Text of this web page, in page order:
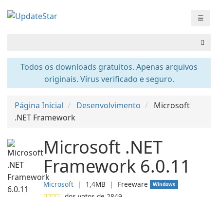
☰
Todos os downloads gratuitos. Apenas arquivos
originais. Vírus verificado e seguro.
Página Inicial Desenvolvimento
Microsoft
.NET Framework
Microsoft .NET
Framework 6.0.11
Microsoft ❘ 1,4MB ❘ Freeware Windows